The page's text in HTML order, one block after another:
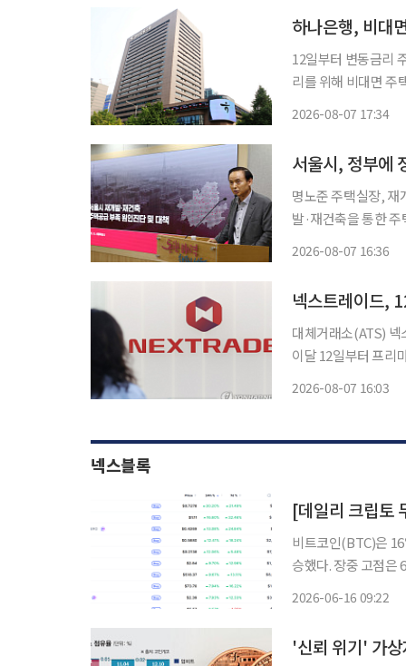
하나은행, 비대
12일부터 변동금리 주담대도
리를 위해 비대면 주
2026-08-07 17:34
명노준 주택실장, 재개
발·재건축을 통한
2026-08-07 16:36
넥스트레이드,
대체거래소(ATS) 넥
이달 12일부터 프리마켓
2026-08-07 16:03
넥스블록
비트코인(BTC)은
승했다. 장중 고점은
2026-06-16 09:22
'신뢰 위기' 가